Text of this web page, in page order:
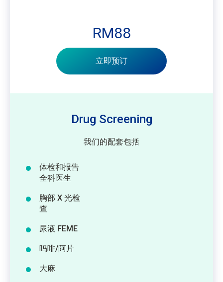
RM88
立即预订
Drug Screening
我们的配套包括
体检和报告
全科医生
胸部 X 光检
查
尿液 FEME
吗啡/阿片
大麻